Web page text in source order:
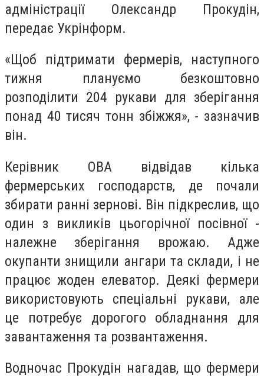
адміністрації Олександр Прокудін,
передає Укрінформ.
«Щоб підтримати фермерів, наступного
тижня плануємо безкоштовно
розподілити 204 рукави для зберігання
понад 40 тисяч тонн збіжжя», - зазначив
він.
Керівник ОВА відвідав кілька
фермерських господарств, де почали
збирати ранні зернові. Він підкреслив, що
один з викликів цьогорічної посівної -
належне зберігання врожаю. Адже
окупанти знищили ангари та склади, і не
працює жоден елеватор. Деякі фермери
використовують спеціальні рукави, але
це потребує дорогого обладнання для
завантаження та розвантаження.
Водночас Прокудін нагадав, що фермери